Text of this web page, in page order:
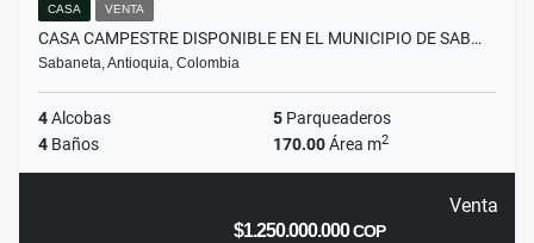
CASA VENTA
CASA CAMPESTRE DISPONIBLE EN EL MUNICIPIO DE SAB…
Sabaneta, Antioquia, Colombia
4Alcobas 5 Parqueaderos
4 Baños 170.00Área m2
Venta
$1.250.000.000COP